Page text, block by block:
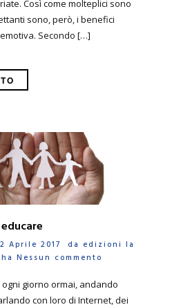
Così come molteplici sono
sono, però, i benefici
Secondo […]
Aprile 2017 da edizioni la
Nessun commento
giorno ormai, andando
con loro di Internet, dei